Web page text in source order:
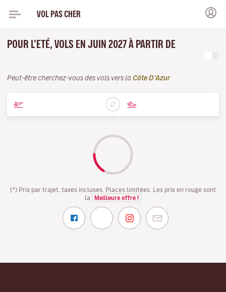
VOL PAS CHER
POUR L'ETÉ, VOLS EN JUIN 2027 À PARTIR DE
Peut-être cherchez-vous des vols vers la Côte D'Azur
(*) Prix par trajet, taxes incluses. Places limitées. Les prix en rouge sont
la
Meilleure offre !